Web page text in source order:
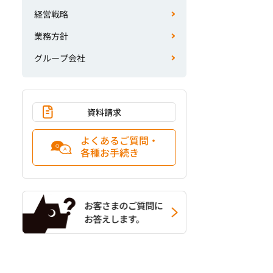
経営戦略
業務方針
グループ会社
資料請求
よくあるご質問・
各種お手続き